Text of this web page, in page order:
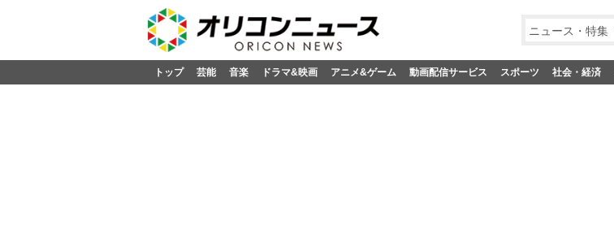
ニュース・特集
トップ 芸能 音楽 ドラマ&映画 アニメ&ゲーム 動画配信サービス スポーツ 社会・経済